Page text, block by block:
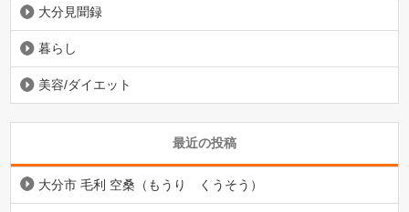
大分見聞録
暮らし
美容/ダイエット
最近の投稿
大分市 毛利 空桑（もうり くうそう）